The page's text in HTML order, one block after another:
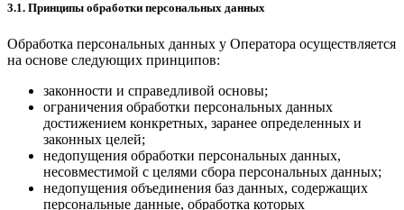
3.1. Принципы обработки персональных данных
Обработка персональных данных у Оператора осуществляется
на основе следующих принципов:
законности и справедливой основы;
ограничения обработки персональных данных
достижением конкретных, заранее определенных и
законных целей;
недопущения обработки персональных данных,
несовместимой с целями сбора персональных данных;
недопущения объединения баз данных, содержащих
персональные данные, обработка которых